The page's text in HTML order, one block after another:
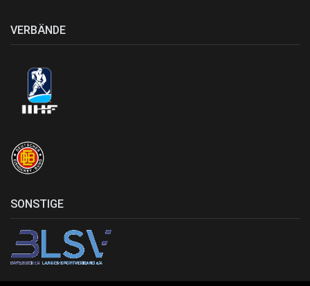
VERBÄNDE
SONSTIGE